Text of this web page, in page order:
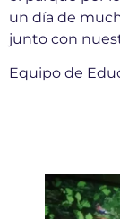
un día de
junto con
Equipo de